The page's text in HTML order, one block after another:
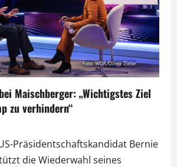
Maischberger: „Wichtigstes Ziel
zu verhindern“
Präsidentschaftskandidat Bernie
die Wiederwahl seines